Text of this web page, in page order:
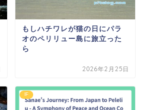
もしハチワレが猫の日にパラ
オのペリリュー島に旅立った
ら
2026年2月25日
IF